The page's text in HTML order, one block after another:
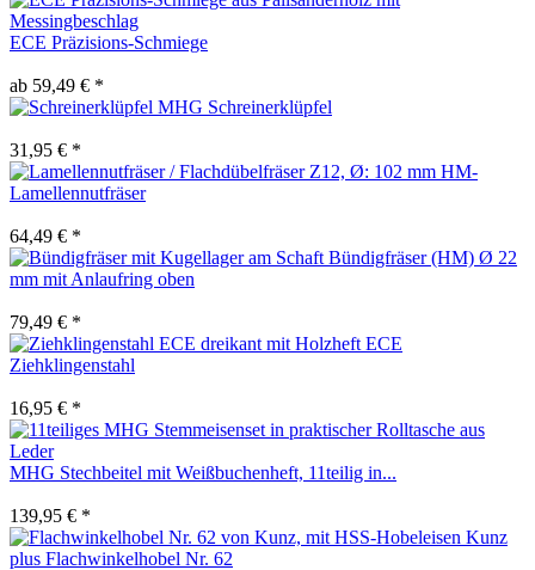
ECE Präzisions-Schmiege
ab 59,49 € *
MHG Schreinerklüpfel
31,95 € *
HM-
Lamellennutfräser
64,49 € *
Bündigfräser (HM) Ø 22
mm mit Anlaufring oben
79,49 € *
ECE
Ziehklingenstahl
16,95 € *
MHG Stechbeitel mit Weißbuchenheft, 11teilig in...
139,95 € *
Kunz
plus Flachwinkelhobel Nr. 62